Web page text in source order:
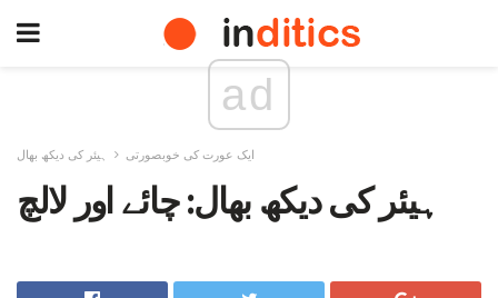
ad
ایک عورت کی خوبصورتی ہیئر کی دیکھ بھال
ہیئر کی دیکھ بھال: چائے اور لالچ